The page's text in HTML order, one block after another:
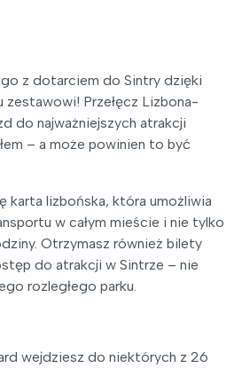
z dotarciem do Sintry dzięki
zestawowi! Przełęcz Lizbona-
do najważniejszych atrakcji
– a może powinien to być
karta lizbońska, która umożliwia
w całym mieście i nie tylko
Otrzymasz również bilety
do atrakcji w Sintrze – nie
rozległego parku.
wejdziesz do niektórych z 26